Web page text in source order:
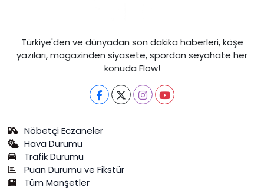
Türkiye'den ve dünyadan son dakika haberleri, köşe
yazıları, magazinden siyasete, spordan seyahate her
konuda Flow!
Nöbetçi Eczaneler
Hava Durumu
Trafik Durumu
Puan Durumu ve Fikstür
Tüm Manşetler